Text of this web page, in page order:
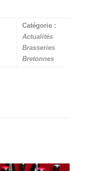
Catégorie :
Actualités
Brasseries
Bretonnes